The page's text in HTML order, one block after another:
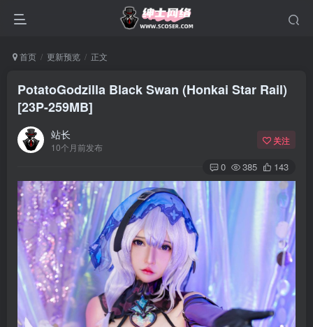
首页 更新预览 正文
PotatoGodzilla Black Swan (Honkai Star Rail)
[23P-259MB]
站长
10个月前发布
关注
0 385 143